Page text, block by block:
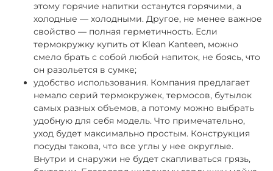
этому горячие напитки останутся горячими, а
холодные — холодными. Другое, не менее важное
свойство — полная герметичность. Если
термокружку купить от Klean Kanteen, можно
смело брать с собой любой напиток, не боясь, что
он разольется в сумке;
удобство использования. Компания предлагает
немало серий термокружек, термосов, бутылок
самых разных объемов, а потому можно выбрать
удобную для себя модель. Что примечательно,
уход будет максимально простым. Конструкция
посуды такова, что все углы у нее округлые.
Внутри и снаружи не будет скапливаться грязь,